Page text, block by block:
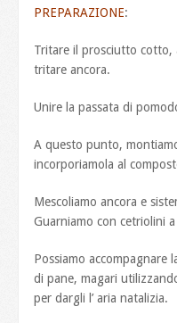
PREPARAZIONE:
Tritare il prosciutto cotto,
tritare ancora.
Unire la passata di
A questo punto,
incorporiamola al
Mescoliamo ancora e
Guarniamo con cetriolini
Possiamo
di pane, magari
per dargli l’ aria natalizia.